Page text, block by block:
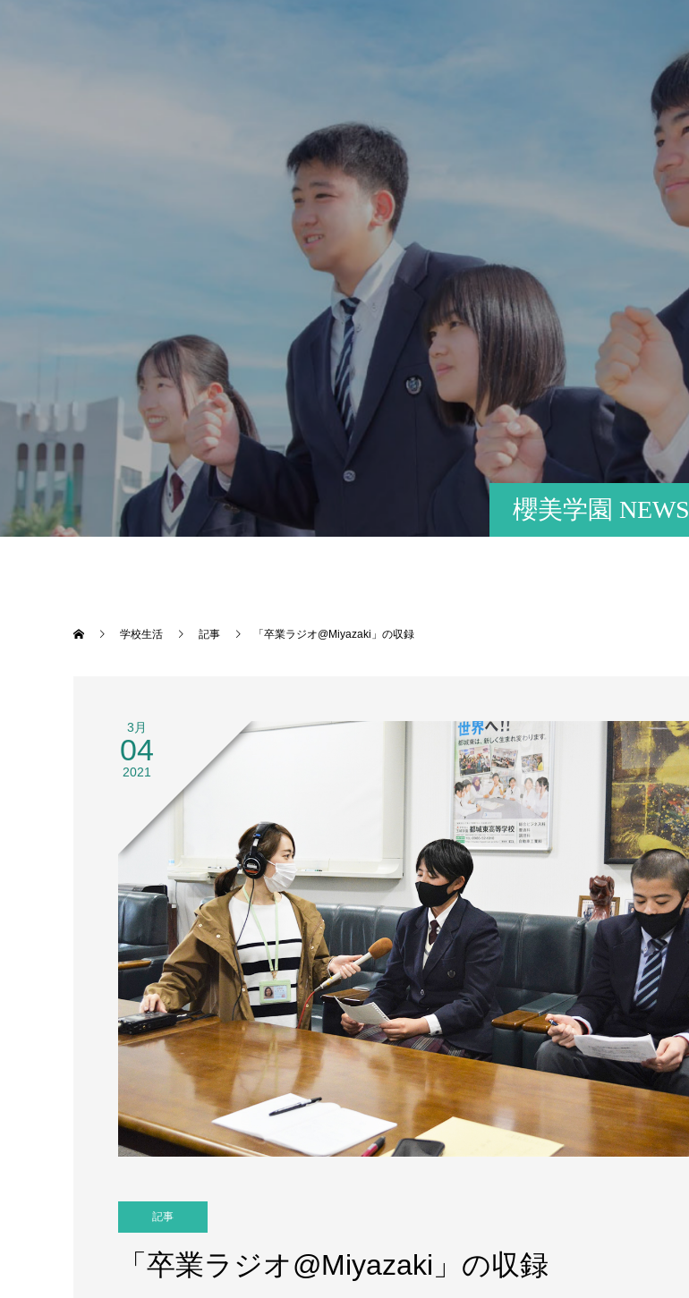
櫻美学園 NEWS
学校生活 記事 「卒業ラジオ@Miyazaki」の収録
3月
04
2021
記事
「卒業ラジオ@Miyazaki」の収録